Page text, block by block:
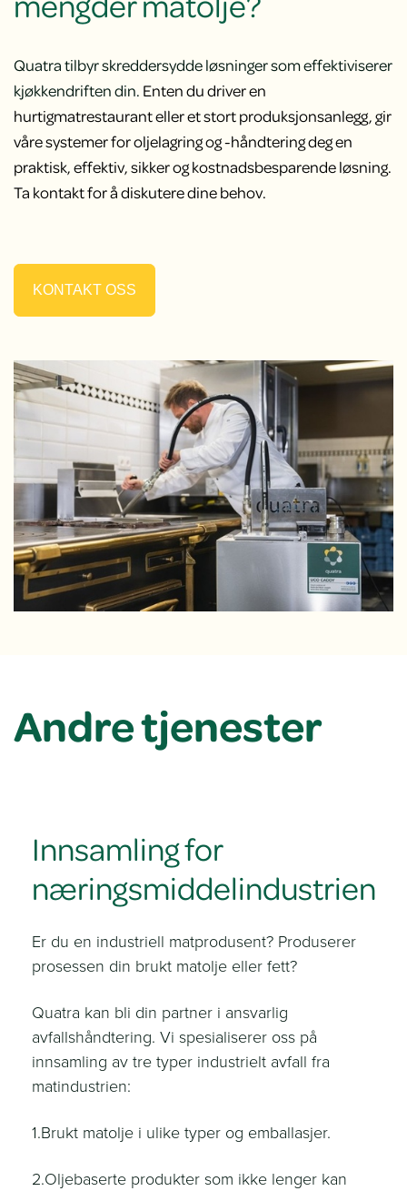
Quatra tilbyr skreddersydde løsninger som effektiviserer
kjøkkendriften din. Enten du driver en
hurtigmatrestaurant eller et stort produksjonsanlegg, gir
våre systemer for oljelagring og -håndtering deg en
praktisk, effektiv, sikker og kostnadsbesparende løsning.
Ta kontakt for å diskutere dine behov.
KONTAKT OSS
Andre tjenester
Innsamling for
næringsmiddelindustrien
Er du en industriell matprodusent? Produserer
prosessen din brukt matolje eller fett?
Quatra kan bli din partner i ansvarlig
avfallshåndtering. Vi spesialiserer oss på
innsamling av tre typer industrielt avfall fra
matindustrien:
1.Brukt matolje i ulike typer og emballasjer.
2.Oljebaserte produkter som ikke lenger kan